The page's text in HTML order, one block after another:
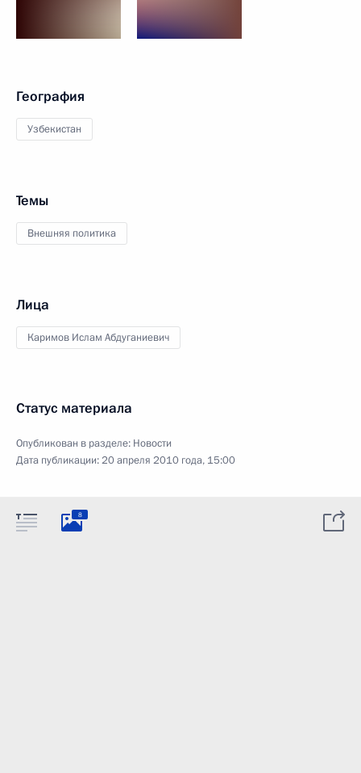
География
Узбекистан
Темы
Внешняя политика
Лица
Каримов Ислам Абдуганиевич
Статус материала
Опубликован в разделе: Новости
Дата публикации:20 апреля 2010 года, 15:00
8